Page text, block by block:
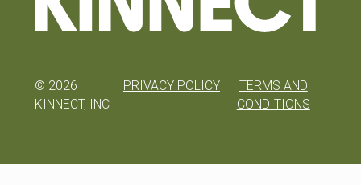
© 2026
KINNECT, INC
PRIVACY POLICY
TERMS AND
CONDITIONS